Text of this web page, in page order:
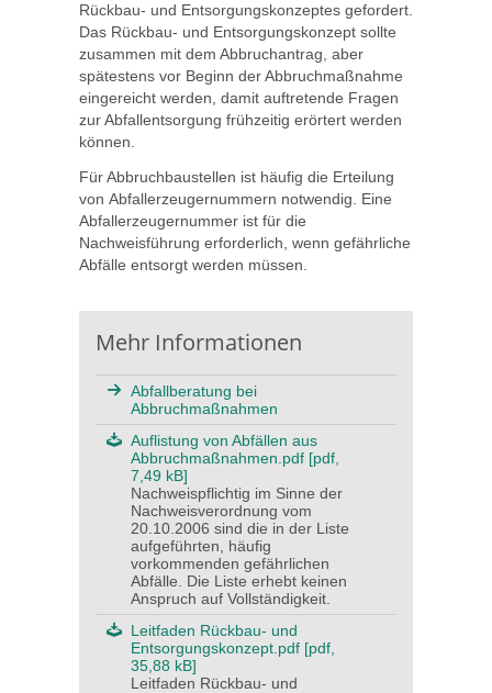
Rückbau- und Entsorgungskonzeptes gefordert.
Das Rückbau- und Entsorgungskonzept sollte
zusammen mit dem Abbruchantrag, aber
spätestens vor Beginn der Abbruchmaßnahme
eingereicht werden, damit auftretende Fragen
zur Abfallentsorgung frühzeitig erörtert werden
können.
Für Abbruchbaustellen ist häufig die Erteilung
von Abfallerzeugernummern notwendig. Eine
Abfallerzeugernummer ist für die
Nachweisführung erforderlich, wenn gefährliche
Abfälle entsorgt werden müssen.
Mehr Informationen
Abfallberatung bei
Abbruchmaßnahmen
Auflistung von Abfällen aus
Abbruchmaßnahmen.pdf [pdf,
7,49 kB]
Nachweispflichtig im Sinne der
Nachweisverordnung vom
20.10.2006 sind die in der Liste
aufgeführten, häufig
vorkommenden gefährlichen
Abfälle. Die Liste erhebt keinen
Anspruch auf Vollständigkeit.
Leitfaden Rückbau- und
Entsorgungskonzept.pdf [pdf,
35,88 kB]
Leitfaden Rückbau- und